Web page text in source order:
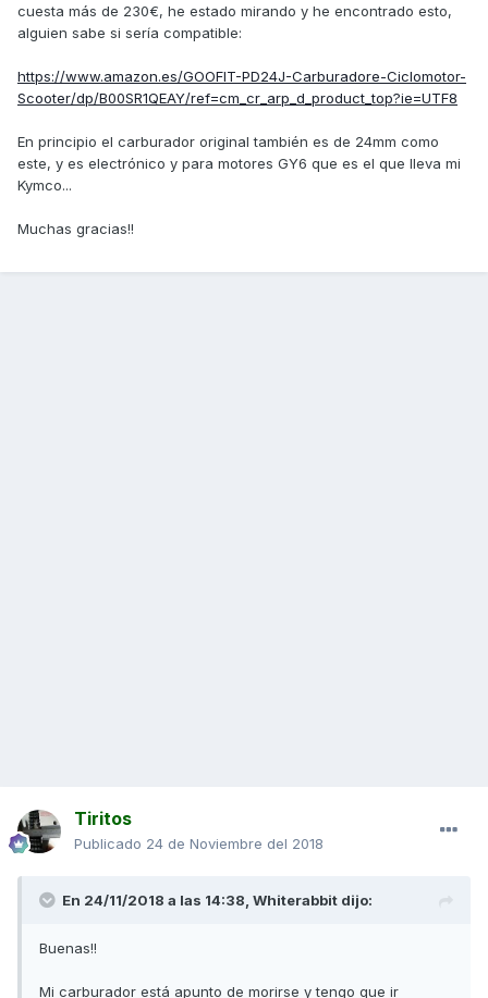
cuesta más de 230€, he estado mirando y he encontrado esto,
alguien sabe si sería compatible:
https://www.amazon.es/GOOFIT-PD24J-Carburadore-Ciclomotor-
Scooter/dp/B00SR1QEAY/ref=cm_cr_arp_d_product_top?ie=UTF8
En principio el carburador original también es de 24mm como
este, y es electrónico y para motores GY6 que es el que lleva mi
Kymco...
Muchas gracias!!
Tiritos
Publicado 24 de Noviembre del 2018
En 24/11/2018 a las 14:38, Whiterabbit dijo:
Buenas!!
Mi carburador está apunto de morirse y tengo que ir